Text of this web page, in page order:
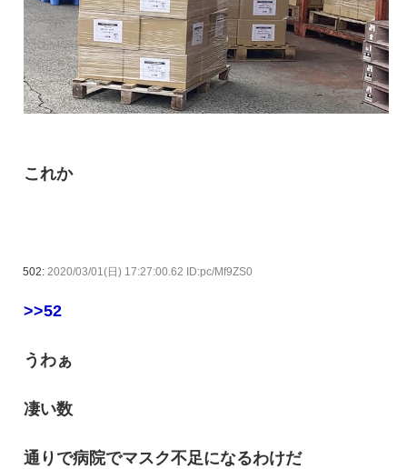
これか
502: 2020/03/01(日) 17:27:00.62 ID:pc/Mf9ZS0
>>52
うわぁ
凄い数
通りで病院でマスク不足になるわけだ